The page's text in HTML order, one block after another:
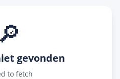
🔎
gevonden
to fetch